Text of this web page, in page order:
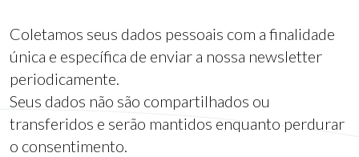
Coletamos seus dados pessoais com a finalidade
única e específica de enviar a nossa newsletter
periodicamente.
Seus dados não são compartilhados ou
transferidos e serão mantidos enquanto perdurar
o consentimento.